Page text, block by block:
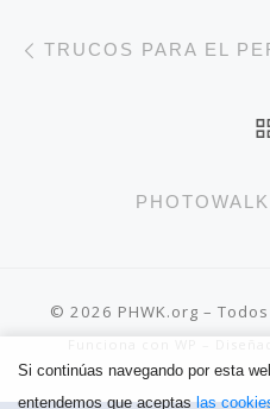
Navegación
© 2026 PHWK.org –
Si continúas navegando por esta
entendemos que aceptaslas